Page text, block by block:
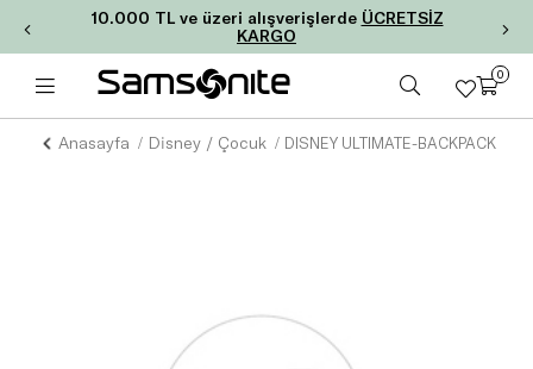
10.000 TL ve üzeri alışverişlerde ÜCRETSİZ
KARGO
0
Anasayfa Disney / Çocuk DISNEY ULTIMATE-BACKPACK S+